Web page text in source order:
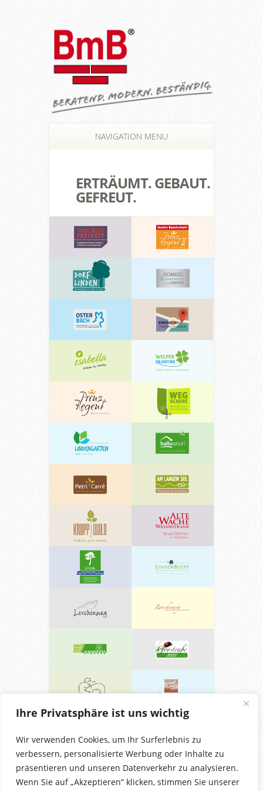
Ihre Privatsphäre ist uns wichtig
Wir verwenden Cookies, um Ihr Surferlebnis zu
verbessern, personalisierte Werbung oder Inhalte zu
präsentieren und unseren Datenverkehr zu analysieren.
Wenn Sie auf „Akzeptieren“ klicken, stimmen Sie unserer
NAVIGATION MENU
ERTRÄUMT. GEBAUT.
GEFREUT.